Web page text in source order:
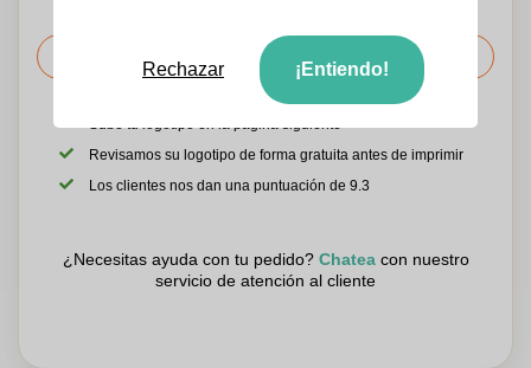
Solicitar el precio
Sube tu logotipo en la página siguiente
Revisamos su logotipo de forma gratuita antes de imprimir
Los clientes nos dan una puntuación de 9.3
¿Necesitas ayuda con tu pedido? Chateacon nuestro
servicio de atención al cliente
Rechazar ¡Entiendo!